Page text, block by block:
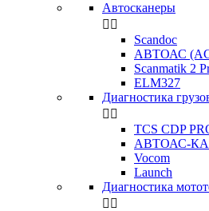
Автосканеры
 
Scandoc
АВТОАС
Scanmatik 2
ELM327
Диагностика
 
TCS CDP
АВТОАС-
Vocom
Launch
Диагностика
 